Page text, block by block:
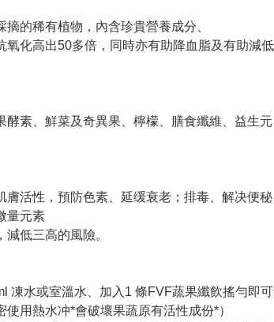
摘的稀有植物，內含珍貴營養成分、
氧化高出50多倍，同時亦有助降血脂及有助減
酵素、鮮菜及奇異果、檸檬、膳食纖維、益生
膚活性，預防色素、延缓衰老；排毒、解决便秘
量元素
低三高的風險。
凍水或室溫水、加入1 條FVF蔬果纖飲搖勻即可
使用熱水冲*會破壞果蔬原有活性成份*）